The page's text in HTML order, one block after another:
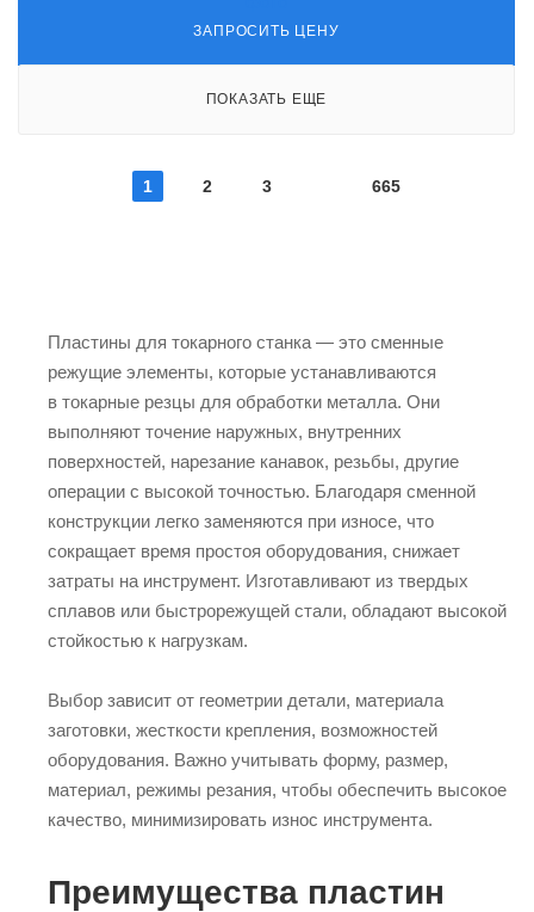
ЗАПРОСИТЬ ЦЕНУ
ПОКАЗАТЬ ЕЩЕ
1 2 3 665
Пластины для токарного станка — это сменные
режущие элементы, которые устанавливаются
в токарные резцы для обработки металла. Они
выполняют точение наружных, внутренних
поверхностей, нарезание канавок, резьбы, другие
операции с высокой точностью. Благодаря сменной
конструкции легко заменяются при износе, что
сокращает время простоя оборудования, снижает
затраты на инструмент. Изготавливают из твердых
сплавов или быстрорежущей стали, обладают высокой
стойкостью к нагрузкам.
Выбор зависит от геометрии детали, материала
заготовки, жесткости крепления, возможностей
оборудования. Важно учитывать форму, размер,
материал, режимы резания, чтобы обеспечить высокое
качество, минимизировать износ инструмента.
Преимущества пластин